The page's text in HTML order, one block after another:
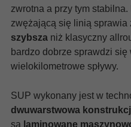
zwrotna a przy tym stabilna.
zwężającą się linią sprawia
szybsza niż klasyczny
bardzo dobrze sprawdzi
wielokilometrowe spływy.
SUP wykonany jest w
dwuwarstwowa
są laminowane